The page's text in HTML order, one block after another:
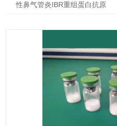
性鼻气管炎IBR重组蛋白抗原